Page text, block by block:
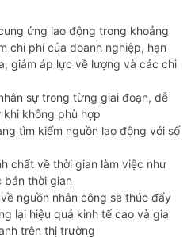
ứng lao động trong khoảng
chi phí của doanh nghiệp, hạn
giảm áp lực về lượng và các chi
sự trong từng giai đoạn, dễ
không phù hợp
tìm kiếm nguồn lao động với số
chất về thời gian làm việc như
bán thời gian
nguồn nhân công sẽ thúc đẩy
lại hiệu quả kinh tế cao và gia
trên thị trường